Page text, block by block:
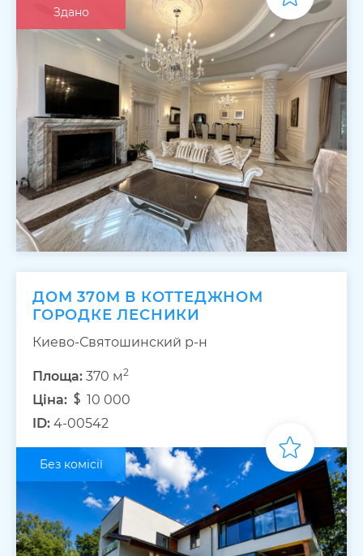
Здано
ДОМ 370М В КОТТЕДЖНОМ
ГОРОДКЕ ЛЕСНИКИ
Киево-Святошинский р-н
Площа: 370 м2
Ціна:
10 000
ID: 4-00542
Без комісії